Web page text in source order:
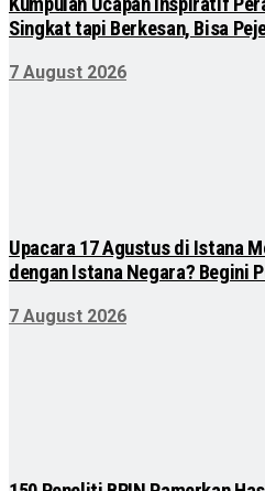
Singkat tapi Berkesan, Bisa
7 August 2026
Upacara 17 Agustus di Istana
dengan Istana Negara? Begini
7 August 2026